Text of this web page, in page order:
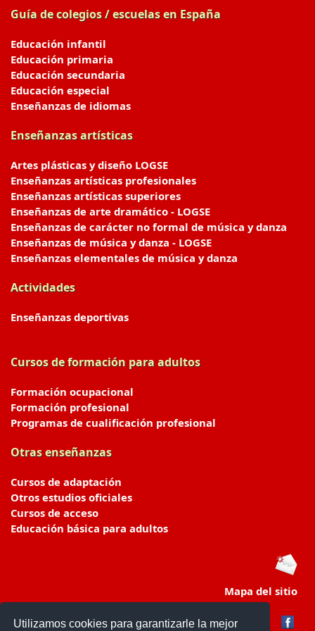
Utilizamos cookies para garantizarle la mejor
Guía de colegios / escuelas en España
Educación infantil
Educación primaria
Educación secundaria
Educación especial
Enseñanzas de idiomas
Enseñanzas artísticas
Artes plásticas y diseño LOGSE
Enseñanzas artísticas profesionales
Enseñanzas artísticas superiores
Enseñanzas de arte dramático - LOGSE
Enseñanzas de carácter no formal de música y danza
Enseñanzas de música y danza - LOGSE
Enseñanzas elementales de música y danza
Actividades
Enseñanzas deportivas
Cursos de formación para adultos
Formación ocupacional
Formación profesional
Programas de cualificación profesional
Otras enseñanzas
Cursos de adaptación
Otros estudios oficiales
Cursos de acceso
Educación básica para adultos
Mapa del sitio